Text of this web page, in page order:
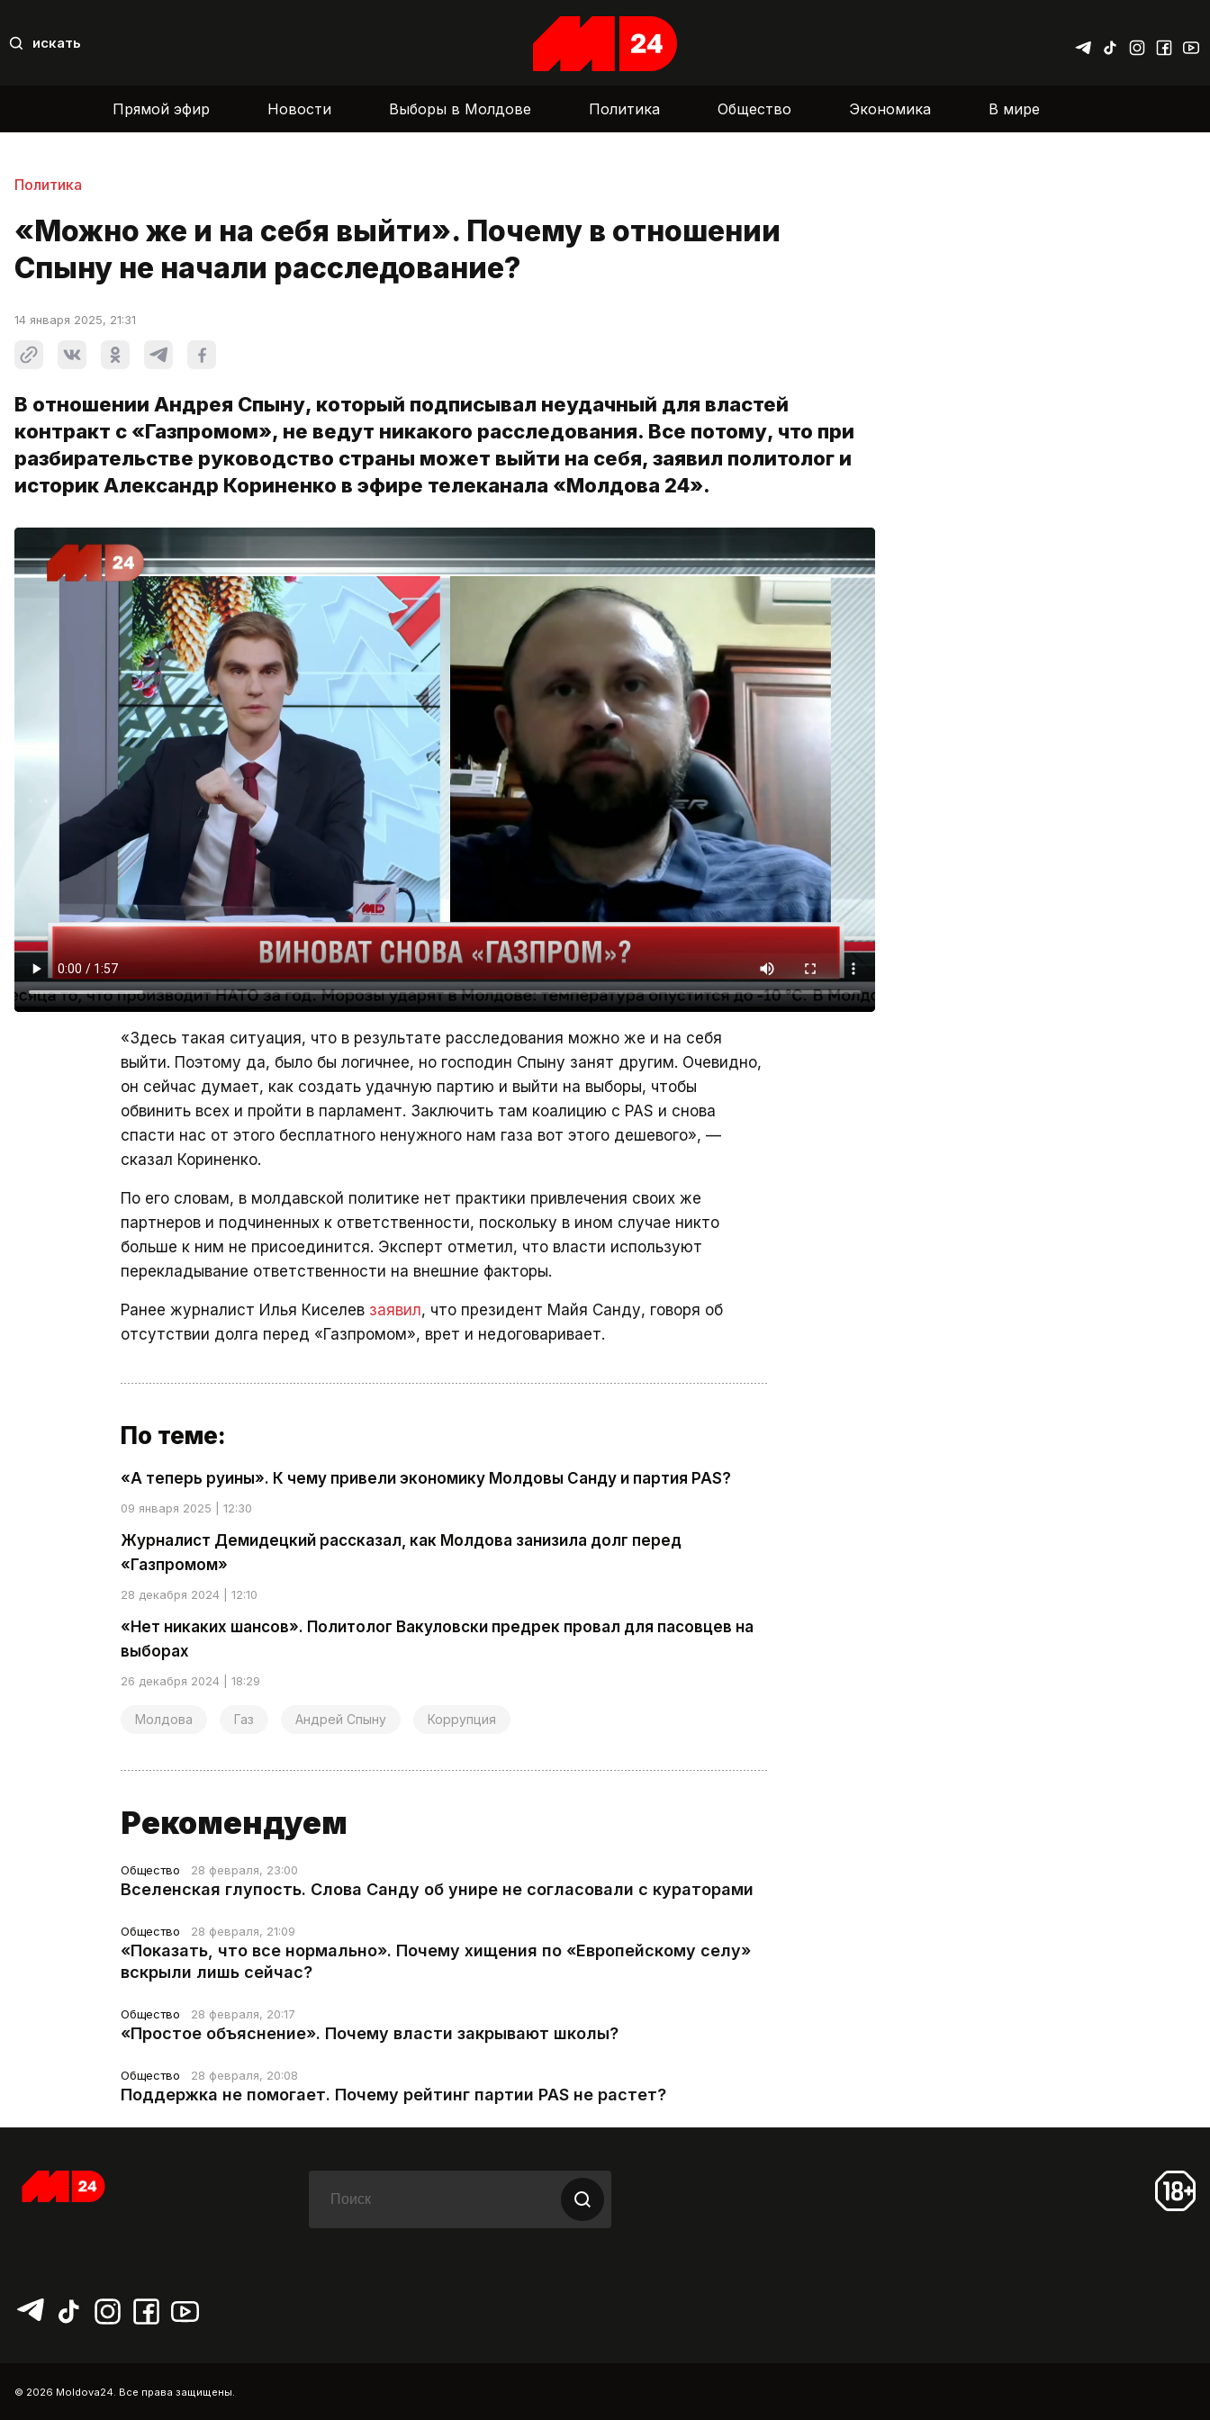
искать
Прямой эфир Новости Выборы в Молдове Политика Общество Экономика В мире
Политика
«Можно же и на себя выйти». Почему в отношении
Спыну не начали расследование?
14 января 2025, 21:31
В отношении Андрея Спыну, который подписывал неудачный для властей
контракт с «Газпромом», не ведут никакого расследования. Все потому, что при
разбирательстве руководство страны может выйти на себя, заявил политолог и
историк Александр Кориненко в эфире телеканала «Молдова 24».
«Здесь такая ситуация, что в результате расследования можно же и на себя
выйти. Поэтому да, было бы логичнее, но господин Спыну занят другим. Очевидно,
он сейчас думает, как создать удачную партию и выйти на выборы, чтобы
обвинить всех и пройти в парламент. Заключить там коалицию с PAS и снова
спасти нас от этого бесплатного ненужного нам газа вот этого дешевого», —
сказал Кориненко.
По его словам, в молдавской политике нет практики привлечения своих же
партнеров и подчиненных к ответственности, поскольку в ином случае никто
больше к ним не присоединится. Эксперт отметил, что власти используют
перекладывание ответственности на внешние факторы.
Ранее журналист Илья Киселев заявил, что президент Майя Санду, говоря об
отсутствии долга перед «Газпромом», врет и недоговаривает.
По теме:
«А теперь руины». К чему привели экономику Молдовы Санду и партия PAS?
09 января 2025 | 12:30
Журналист Демидецкий рассказал, как Молдова занизила долг перед
«Газпромом»
28 декабря 2024 | 12:10
«Нет никаких шансов». Политолог Вакуловски предрек провал для пасовцев на
выборах
26 декабря 2024 | 18:29
Молдова Газ Андрей Спыну Коррупция
Рекомендуем
Общество 28 февраля, 23:00
Вселенская глупость. Слова Санду об унире не согласовали с кураторами
Общество 28 февраля, 21:09
«Показать, что все нормально». Почему хищения по «Европейскому селу»
вскрыли лишь сейчас?
Общество 28 февраля, 20:17
«Простое объяснение». Почему власти закрывают школы?
Общество 28 февраля, 20:08
Поддержка не помогает. Почему рейтинг партии PAS не растет?
© 2026 Moldova24. Все права защищены.